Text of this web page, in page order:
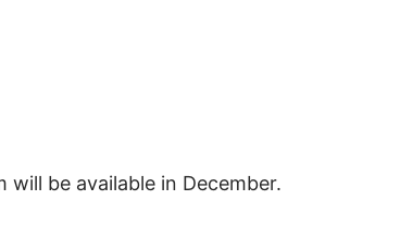
be available in December.